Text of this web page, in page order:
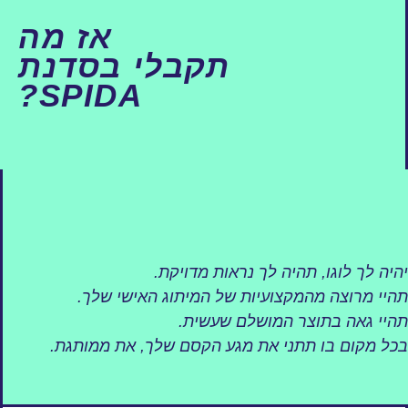
אז מה
תקבלי בסדנת
SPIDA?
יהיה לך לוגו, תהיה לך נראות מדויקת.
תהיי מרוצה מהמקצועיות של המיתוג האישי שלך.
תהיי גאה בתוצר המושלם שעשית.
בכל מקום בו תתני את מגע הקסם שלך, את ממותגת.